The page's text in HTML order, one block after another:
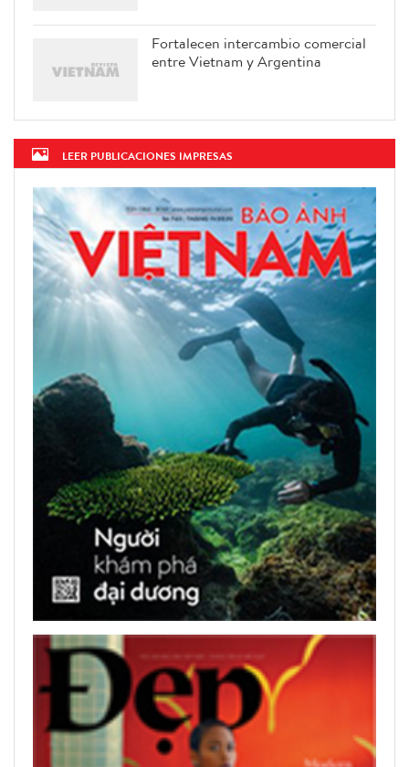
Fortalecen intercambio comercial
entre Vietnam y Argentina
LEER PUBLICACIONES IMPRESAS